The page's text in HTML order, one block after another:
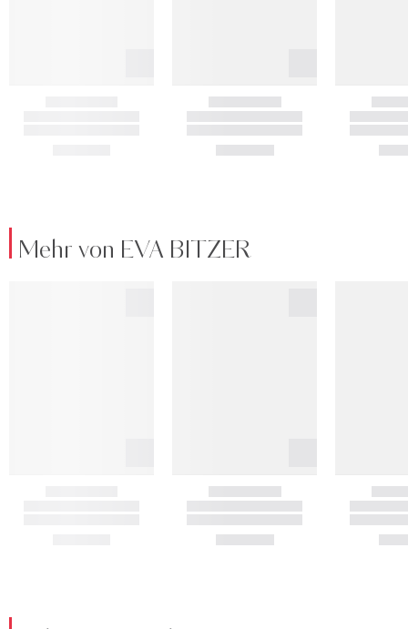
Mehr von EVA BITZER